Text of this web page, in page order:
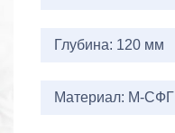
Глубина: 120 мм
Материал: М-СФГ